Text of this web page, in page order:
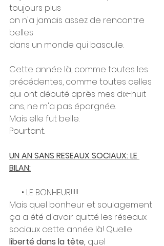
toujours plus
on n'a jamais assez de rencontre
belles
dans un monde qui bascule.
Cette année là, comme toutes les
précédentes, comme toutes celles
qui ont débuté après mes dix-huit
ans, ne m'a pas épargnée.
Mais elle fut belle.
Pourtant.
UN AN SANS RESEAUX SOCIAUX: LE
BILAN:
      • LE BONHEUR!!!!!
Mais quel bonheur et soulagement
ça a été d'avoir quitté les réseaux
sociaux cette année là! Quelle
liberté dans la tête, quel